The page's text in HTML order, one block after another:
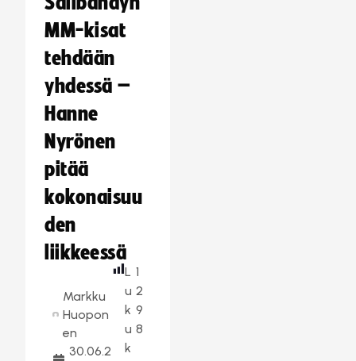
MM-kisat
tehdään
yhdessä –
Hanne
Nyrönen
pitää
kokonaisuu
den
liikkeessä
Markku
Huopon
en
30.06.2
L
u
k
u
k
1
2
9
8